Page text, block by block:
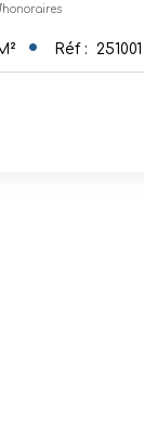
Réf : 251001